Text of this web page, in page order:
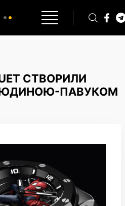
СТВОРИЛИ
ПАВУКОМ